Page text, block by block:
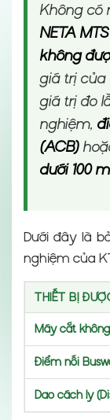
Không có
NETA MTS
không
giá trị của
giá trị đo
nghiệm,
(ACB)
dưới 100
Dưới đây là
nghiệm của
THIẾT BỊ
Máy cắt
Điểm nối
Dao cách ly